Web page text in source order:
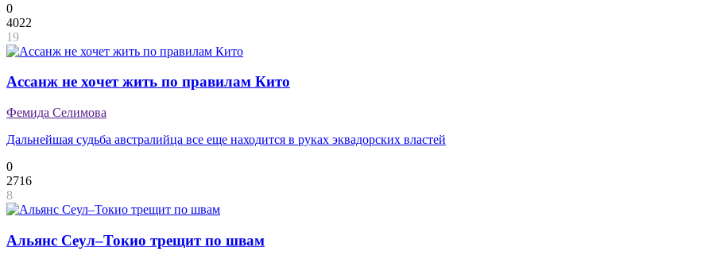
0
4022
19
Ассанж не хочет жить по правилам Кито
Фемида Селимова
Дальнейшая судьба австралийца все еще находится в руках эквадорских властей
0
2716
8
Альянс Сеул–Токио трещит по швам